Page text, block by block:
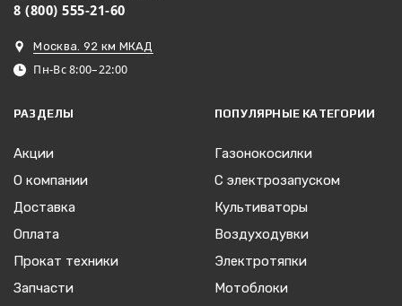
8 (800) 555-21-60
Москва. 92 км МКАД
Пн-Вс 8:00–22:00
РАЗДЕЛЫ
Акции
О компании
Доставка
Оплата
Прокат техники
Запчасти
ПОПУЛЯРНЫЕ КАТЕГОРИИ
Газонокосилки
С электрозапуском
Культиваторы
Воздуходувки
Электротяпки
Мотоблоки